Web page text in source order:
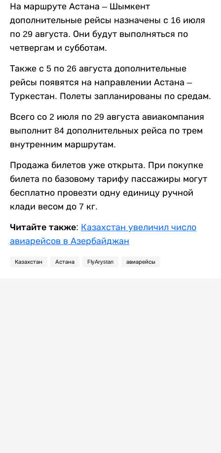
На маршруте Астана – Шымкент
дополнительные рейсы назначены с 16 июля
по 29 августа. Они будут выполняться по
четвергам и субботам.
Также с 5 по 26 августа дополнительные
рейсы появятся на направлении Астана –
Туркестан. Полеты запланированы по средам.
Всего со 2 июля по 29 августа авиакомпания
выполнит 84 дополнительных рейса по трем
внутренним маршрутам.
Продажа билетов уже открыта. При покупке
билета по базовому тарифу пассажиры могут
бесплатно провезти одну единицу ручной
клади весом до 7 кг.
Читайте также: Казахстан увеличил число
авиарейсов в Азербайджан
Казахстан Астана FlyArystan авиарейсы